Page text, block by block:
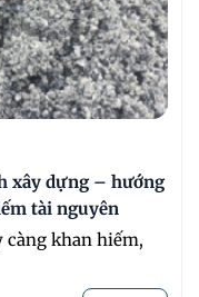
xây dựng – hướng
tài nguyên
càng khan hiếm,